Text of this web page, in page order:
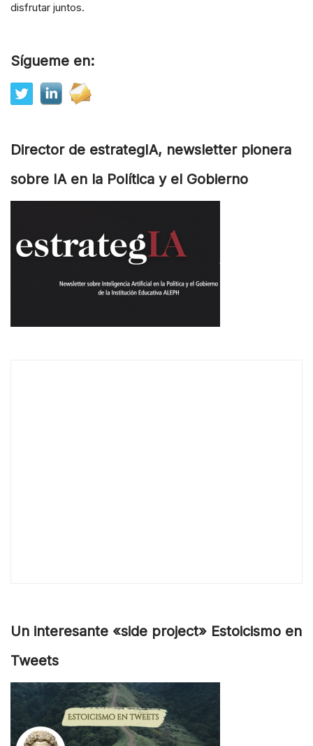
disfrutar juntos.
Sígueme en:
Director de estrategIA, newsletter pionera
sobre IA en la Política y el Gobierno
Un interesante «side project» Estoicismo en
Tweets